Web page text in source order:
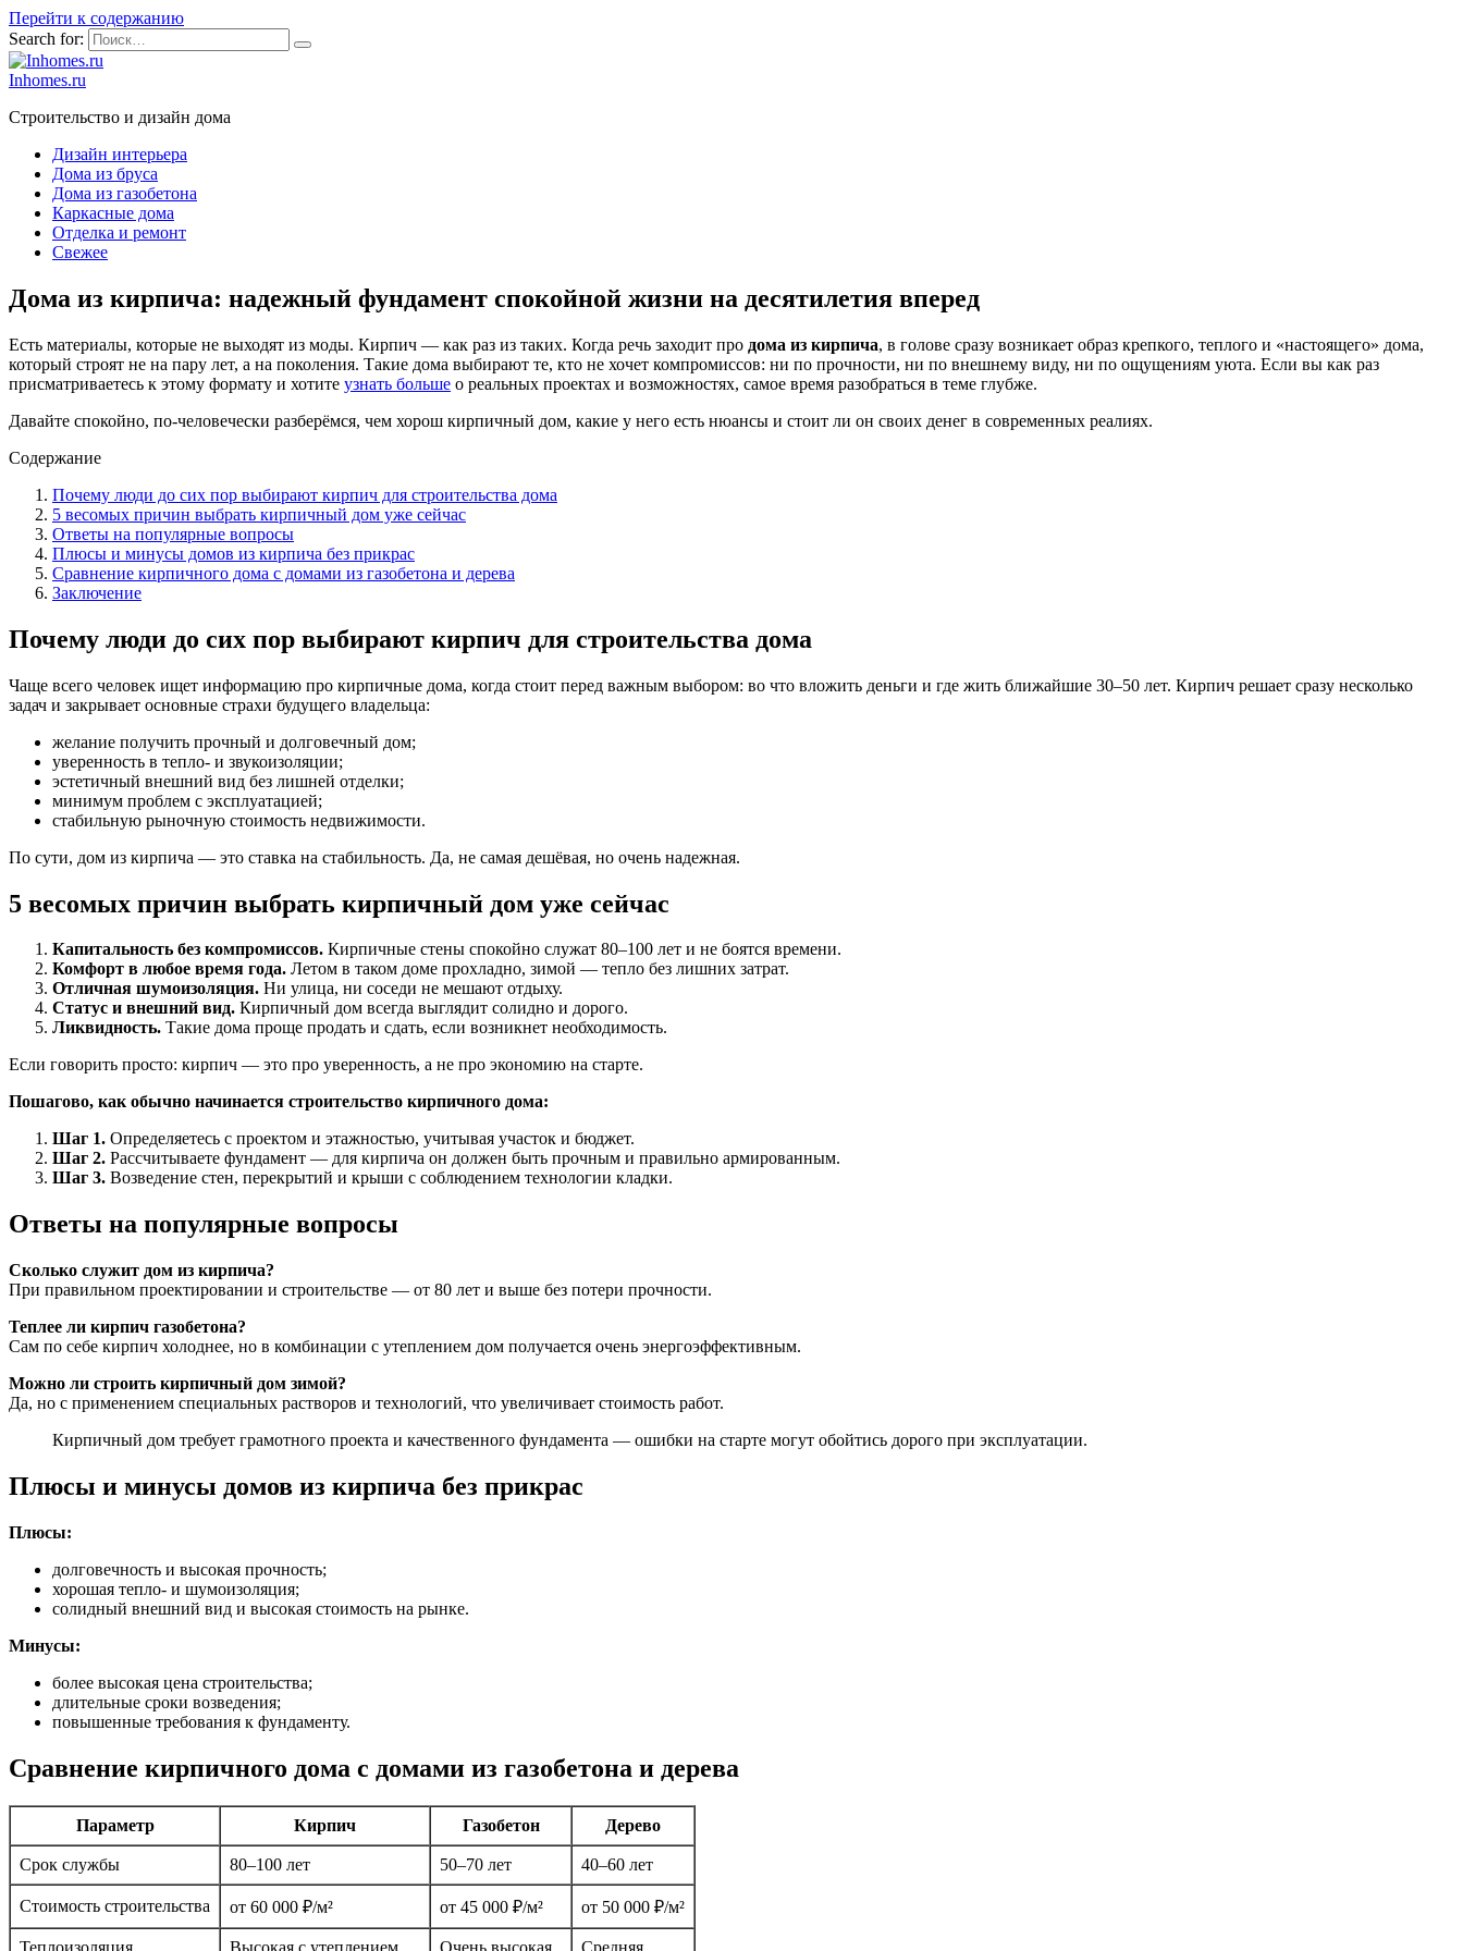
Перейти к содержанию
Search for:
Inhomes.ru
Строительство и дизайн дома
Дизайн интерьера
Дома из бруса
Дома из газобетона
Каркасные дома
Отделка и ремонт
Свежее
Дома из кирпича: надежный фундамент спокойной жизни на десятилетия вперед
Есть материалы, которые не выходят из моды. Кирпич — как раз из таких. Когда речь заходит про дома из кирпича, в голове сразу возникает образ крепкого, теплого и «настоящего» дома,
который строят не на пару лет, а на поколения. Такие дома выбирают те, кто не хочет компромиссов: ни по прочности, ни по внешнему виду, ни по ощущениям уюта. Если вы как раз
присматриваетесь к этому формату и хотите узнать больше о реальных проектах и возможностях, самое время разобраться в теме глубже.
Давайте спокойно, по-человечески разберёмся, чем хорош кирпичный дом, какие у него есть нюансы и стоит ли он своих денег в современных реалиях.
Содержание
Почему люди до сих пор выбирают кирпич для строительства дома
5 весомых причин выбрать кирпичный дом уже сейчас
Ответы на популярные вопросы
Плюсы и минусы домов из кирпича без прикрас
Сравнение кирпичного дома с домами из газобетона и дерева
Заключение
Почему люди до сих пор выбирают кирпич для строительства дома
Чаще всего человек ищет информацию про кирпичные дома, когда стоит перед важным выбором: во что вложить деньги и где жить ближайшие 30–50 лет. Кирпич решает сразу несколько
задач и закрывает основные страхи будущего владельца:
желание получить прочный и долговечный дом;
уверенность в тепло- и звукоизоляции;
эстетичный внешний вид без лишней отделки;
минимум проблем с эксплуатацией;
стабильную рыночную стоимость недвижимости.
По сути, дом из кирпича — это ставка на стабильность. Да, не самая дешёвая, но очень надежная.
5 весомых причин выбрать кирпичный дом уже сейчас
Капитальность без компромиссов. Кирпичные стены спокойно служат 80–100 лет и не боятся времени.
Комфорт в любое время года. Летом в таком доме прохладно, зимой — тепло без лишних затрат.
Отличная шумоизоляция. Ни улица, ни соседи не мешают отдыху.
Статус и внешний вид. Кирпичный дом всегда выглядит солидно и дорого.
Ликвидность. Такие дома проще продать и сдать, если возникнет необходимость.
Если говорить просто: кирпич — это про уверенность, а не про экономию на старте.
Пошагово, как обычно начинается строительство кирпичного дома:
Шаг 1. Определяетесь с проектом и этажностью, учитывая участок и бюджет.
Шаг 2. Рассчитываете фундамент — для кирпича он должен быть прочным и правильно армированным.
Шаг 3. Возведение стен, перекрытий и крыши с соблюдением технологии кладки.
Ответы на популярные вопросы
Сколько служит дом из кирпича?
При правильном проектировании и строительстве — от 80 лет и выше без потери прочности.
Теплее ли кирпич газобетона?
Сам по себе кирпич холоднее, но в комбинации с утеплением дом получается очень энергоэффективным.
Можно ли строить кирпичный дом зимой?
Да, но с применением специальных растворов и технологий, что увеличивает стоимость работ.
Кирпичный дом требует грамотного проекта и качественного фундамента — ошибки на старте могут обойтись дорого при эксплуатации.
Плюсы и минусы домов из кирпича без прикрас
Плюсы:
долговечность и высокая прочность;
хорошая тепло- и шумоизоляция;
солидный внешний вид и высокая стоимость на рынке.
Минусы:
более высокая цена строительства;
длительные сроки возведения;
повышенные требования к фундаменту.
Сравнение кирпичного дома с домами из газобетона и дерева
Параметр Кирпич Газобетон Дерево
Срок службы 80–100 лет 50–70 лет 40–60 лет
Стоимость строительства от 60 000 ₽/м² от 45 000 ₽/м² от 50 000 ₽/м²
Теплоизоляция Высокая с утеплением Очень высокая Средняя